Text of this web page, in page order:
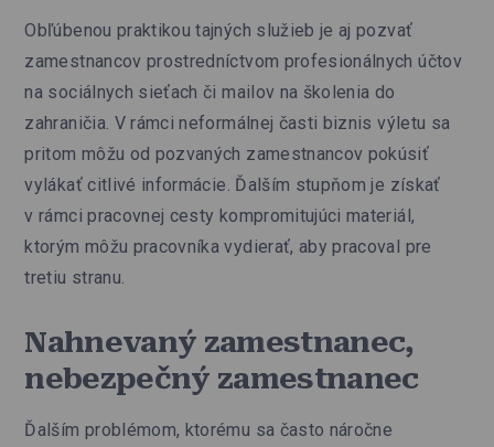
Obľúbenou praktikou tajných služieb je aj pozvať
zamestnancov prostredníctvom profesionálnych účtov
na sociálnych sieťach či mailov na školenia do
zahraničia. V rámci neformálnej časti biznis výletu sa
pritom môžu od pozvaných zamestnancov pokúsiť
vylákať citlivé informácie. Ďalším stupňom je získať
v rámci pracovnej cesty kompromitujúci materiál,
ktorým môžu pracovníka vydierať, aby pracoval pre
tretiu stranu.
Nahnevaný zamestnanec,
nebezpečný zamestnanec
Ďalším problémom, ktorému sa často náročne